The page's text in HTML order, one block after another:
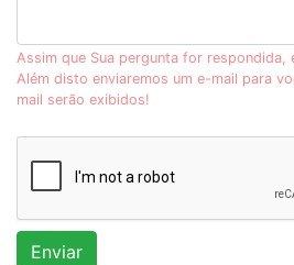
Assim que Sua pergunta for respondida,
Além disto enviaremos um e-mail para
mail serão exibidos!
Enviar